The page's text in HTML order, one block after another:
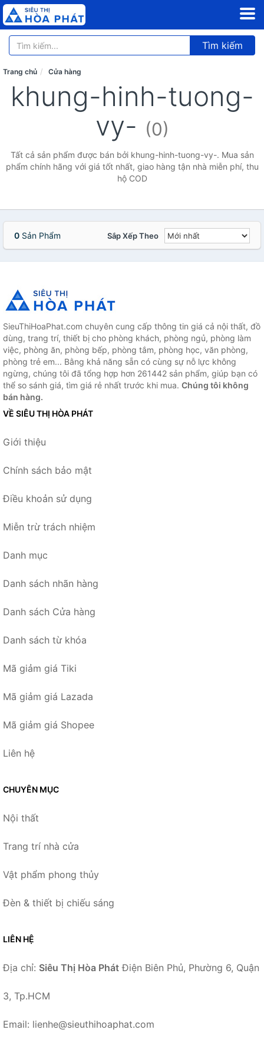
Tìm kiếm
Trang chủ Cửa hàng
khung-hinh-tuong-
vy- (0)
Tất cả sản phẩm được bán bởi khung-hinh-tuong-vy-. Mua sản
phẩm chính hãng với giá tốt nhất, giao hàng tận nhà miễn phí, thu
hộ COD
0 Sản Phẩm Sắp Xếp Theo
SieuThiHoaPhat.com chuyên cung cấp thông tin giá cả nội thất, đồ
dùng, trang trí, thiết bị cho phòng khách, phòng ngủ, phòng làm
việc, phòng ăn, phòng bếp, phòng tắm, phòng học, văn phòng,
phòng trẻ em... Bằng khả năng sẵn có cùng sự nỗ lực không
ngừng, chúng tôi đã tổng hợp hơn 261442 sản phẩm, giúp bạn có
thể so sánh giá, tìm giá rẻ nhất trước khi mua. Chúng tôi không
bán hàng.
VỀ SIÊU THỊ HÒA PHÁT
Giới thiệu
Chính sách bảo mật
Điều khoản sử dụng
Miễn trừ trách nhiệm
Danh mục
Danh sách nhãn hàng
Danh sách Cửa hàng
Danh sách từ khóa
Mã giảm giá Tiki
Mã giảm giá Lazada
Mã giảm giá Shopee
Liên hệ
CHUYÊN MỤC
Nội thất
Trang trí nhà cửa
Vật phẩm phong thủy
Đèn & thiết bị chiếu sáng
LIÊN HỆ
Địa chỉ: Siêu Thị Hòa Phát Điện Biên Phủ, Phường 6, Quận
3, Tp.HCM
Email: lienhe@sieuthihoaphat.com